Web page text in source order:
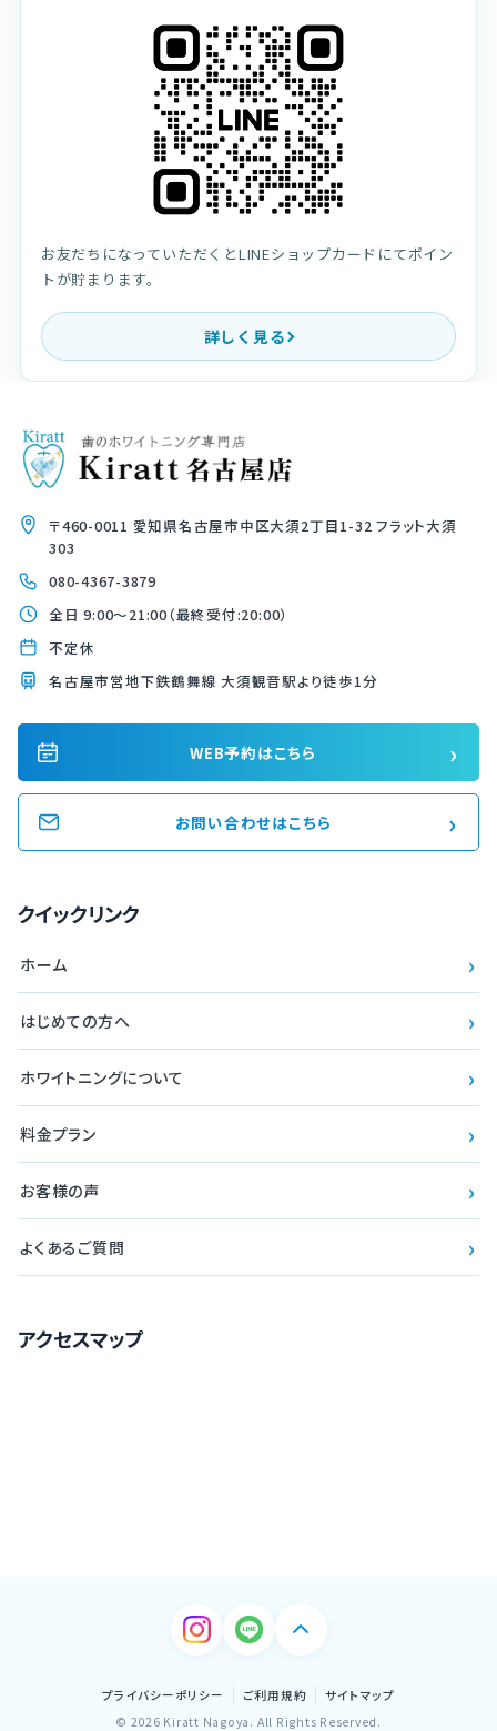
お友だちになっていただくとLINEショップカードにてポイン
トが貯まります。
詳しく見る
〒460-0011 愛知県名古屋市中区大須2丁目1-32 フラット大須
303
080-4367-3879
全日 9:00〜21:00（最終受付:20:00）
不定休
名古屋市営地下鉄鶴舞線 大須観音駅より徒歩1分
WEB予約はこちら ›
お問い合わせはこちら ›
クイックリンク
ホーム ›
はじめての方へ ›
ホワイトニングについて ›
料金プラン ›
お客様の声 ›
よくあるご質問 ›
アクセスマップ
プライバシーポリシー ご利用規約
サイトマップ
© 2026 Kiratt Nagoya. All Rights Reserved.